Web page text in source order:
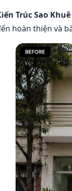
Trúc Sao Khuê
hoàn thiện và